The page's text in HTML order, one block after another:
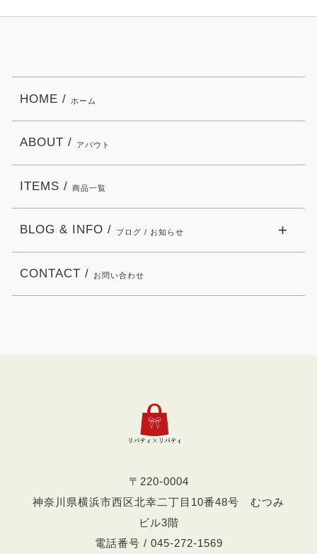
〒220-0004
神奈川県横浜市西区北幸二丁目10番48号 むつみ
ビル3階
電話番号 / 045-272-1569
HOME / ホーム
ABOUT / アバウト
ITEMS / 商品一覧
BLOG & INFO / ブログ / お知らせ
CONTACT / お問い合わせ